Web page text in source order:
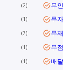
2 무
1 무
7 무
1 무
1 배